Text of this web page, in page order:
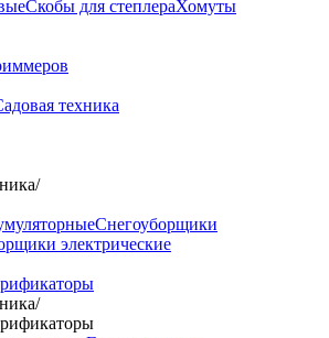
Скобы для степлераХомуты
/
Снегоуборщики
электрические
/